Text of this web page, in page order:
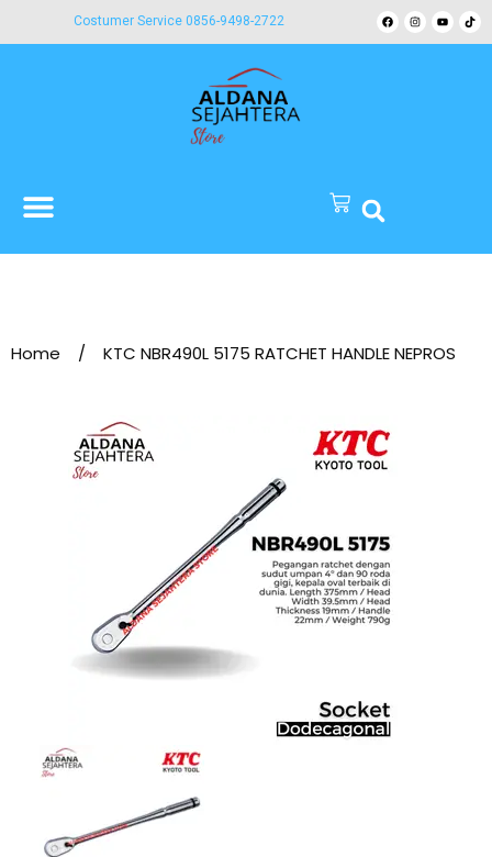
Costumer Service 0856-9498-2722
Home / KTC NBR490L 5175 RATCHET HANDLE NEPROS